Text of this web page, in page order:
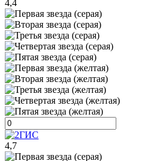
4,4
4,7